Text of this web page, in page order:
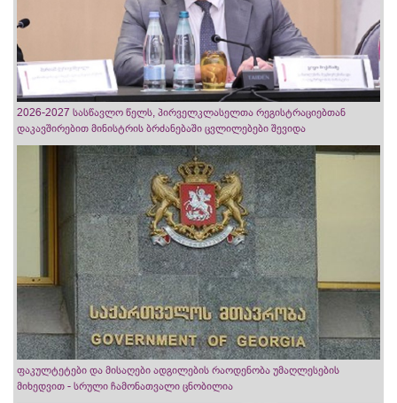
2026-2027 სასწავლო წელს, პირველკლასელთა რეგისტრაციებთან
დაკავშირებით მინისტრის ბრძანებაში ცვლილებები შევიდა
ფაკულტეტები და მისაღები ადგილების რაოდენობა უმაღლესების
მიხედვით - სრული ჩამონათვალი ცნობილია